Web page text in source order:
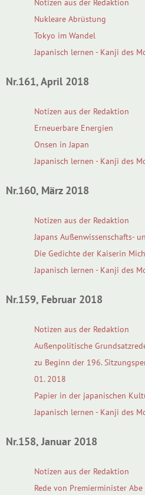
Notizen aus der Redaktion
Nukleare Abrüstung
Tokyo im Wandel
Japanisch lernen - Kanji des
Nr.161, April 2018
Notizen aus der Redaktion
Erneuerbare Energien
Onsen in Japan
Japanisch lernen - Kanji des
Nr.160, März 2018
Notizen aus der Redaktion
Japans Außenwissenschafts-
Die Gedichte der Kaiserin
Japanisch lernen - Kanji des
Nr.159, Februar 2018
Notizen aus der Redaktion
Außenpolitische
zu Beginn der 196.
01. 2018
Papier in der japanischen
Japanisch lernen - Kanji des
Nr.158, Januar 2018
Notizen aus der Redaktion
Rede von Premierminister